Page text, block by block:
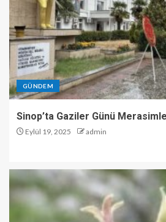
GÜNDEM
Sinop’ta Gaziler Günü
Eylül 19, 2025 admin